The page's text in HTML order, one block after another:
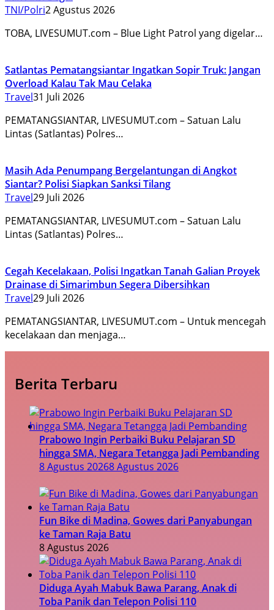
TNI/Polri2 Agustus 2026
TOBA, LIVESUMUT.com – Blue Light Patrol yang digelar…
Satlantas Pematangsiantar Ingatkan Sopir Truk: Jangan
Overload Kalau Tak Mau Celaka
Travel31 Juli 2026
PEMATANGSIANTAR, LIVESUMUT.com – Satuan Lalu
Lintas (Satlantas) Polres…
Masih Ada Penumpang Bergelantungan di Angkot
Siantar? Polisi Siapkan Sanksi Tilang
Travel29 Juli 2026
PEMATANGSIANTAR, LIVESUMUT.com – Satuan Lalu
Lintas (Satlantas) Polres…
Cegah Kecelakaan, Polisi Ingatkan Tanah Galian Proyek
Drainase di Simarimbun Segera Dibersihkan
Travel29 Juli 2026
PEMATANGSIANTAR, LIVESUMUT.com – Untuk mencegah
kecelakaan dan menjaga…
Berita Terbaru
Prabowo Ingin Perbaiki Buku Pelajaran SD
hingga SMA, Negara Tetangga Jadi Pembanding
8 Agustus 20268 Agustus 2026
Fun Bike di Madina, Gowes dari Panyabungan
ke Taman Raja Batu
8 Agustus 2026
Diduga Ayah Mabuk Bawa Parang, Anak di
Toba Panik dan Telepon Polisi 110